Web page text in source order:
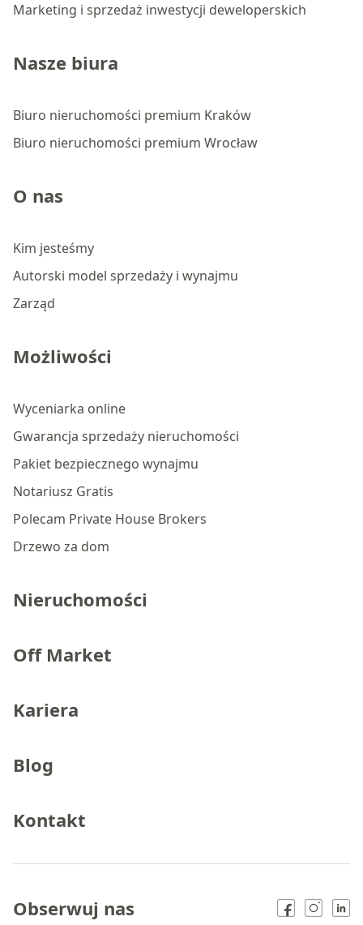
Marketing i sprzedaż inwestycji deweloperskich
Nasze biura
Biuro nieruchomości premium Kraków
Biuro nieruchomości premium Wrocław
O nas
Kim jesteśmy
Autorski model sprzedaży i wynajmu
Zarząd
Możliwości
Wyceniarka online
Gwarancja sprzedaży nieruchomości
Pakiet bezpiecznego wynajmu
Notariusz Gratis
Polecam Private House Brokers
Drzewo za dom
Nieruchomości
Off Market
Kariera
Blog
Kontakt
Obserwuj nas